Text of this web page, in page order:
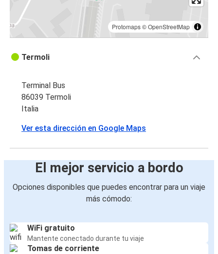
Protomaps©OpenStreetMap
Termoli
Terminal Bus
86039 Termoli
Italia
Ver esta dirección en Google Maps
El mejor servicio a bordo
Opciones disponibles que puedes encontrar para un viaje
más cómodo:
WiFi gratuito
Mantente conectado durante tu viaje
Tomas de corriente